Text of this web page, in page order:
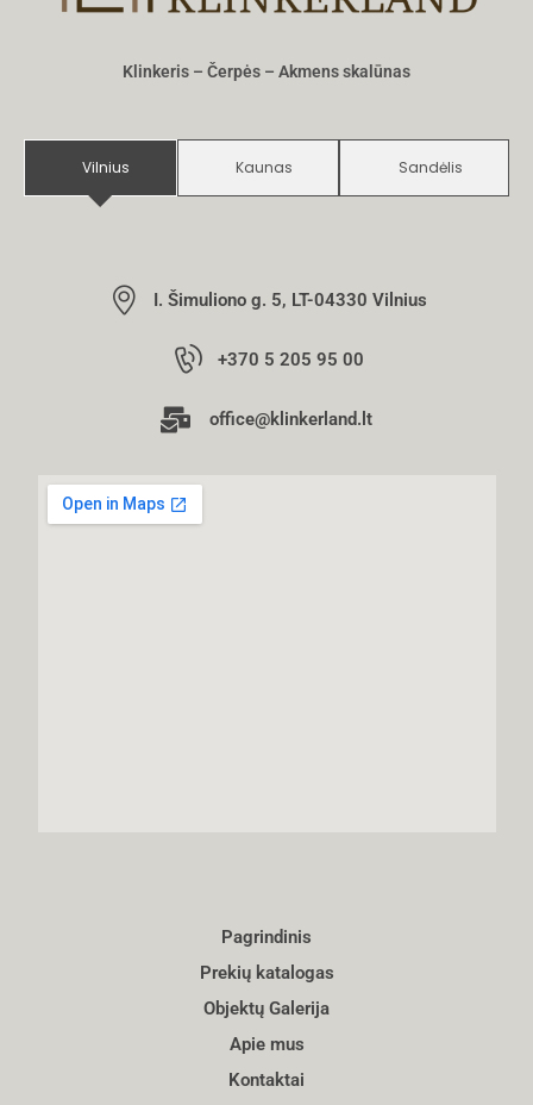
Klinkeris – Čerpės – Akmens skalūnas
Vilnius Kaunas Sandėlis
I. Šimuliono g. 5, LT-04330 Vilnius
+370 5 205 95 00
office@klinkerland.lt
Pagrindinis
Prekių katalogas
Objektų Galerija
Apie mus
Kontaktai